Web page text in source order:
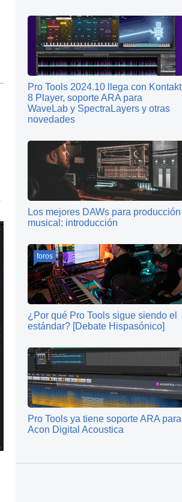
Pro Tools 2024.10 llega con Kontakt
8 Player, soporte ARA para
WaveLab y SpectraLayers y otras
novedades
Los mejores DAWs para producción
musical: introducción
foros
¿Por qué Pro Tools sigue siendo el
estándar? [Debate Hispasónico]
Pro Tools ya tiene soporte ARA para
Acon Digital Acoustica